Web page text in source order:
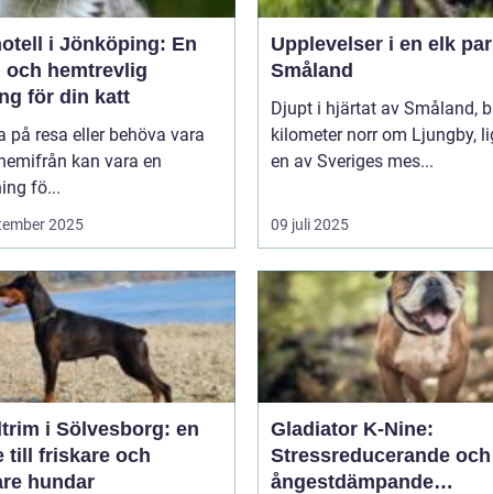
i Jönköping: En
och hemtrevlig
för din katt
på resa eller behöva vara
kan vara en
fö...
2025
Upplevelser i en elk
Småland
Djupt i hjärtat av Småland,
kilometer norr om Ljungby,
en av Sveriges mes...
09 juli 2025
i Sölvesborg: en
till friskare och
hundar
Gladiator K-Nine:
Stressreducerande och
ångestdämpande